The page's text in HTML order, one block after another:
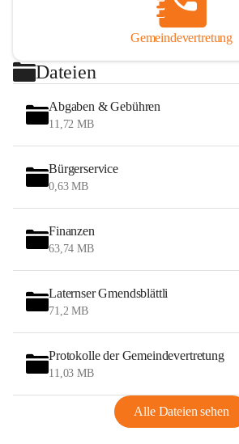
Gemeindevertretung
Dateien
Abgaben & Gebühren
11,72 MB
Bürgerservice
0,63 MB
Finanzen
63,74 MB
Laternser Gmendsblättli
71,2 MB
Protokolle der Gemeindevertretung
11,03 MB
Alle Dateien sehen